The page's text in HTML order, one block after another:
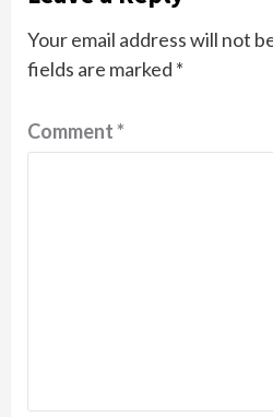
Your email address will not
fields are marked *
Comment*